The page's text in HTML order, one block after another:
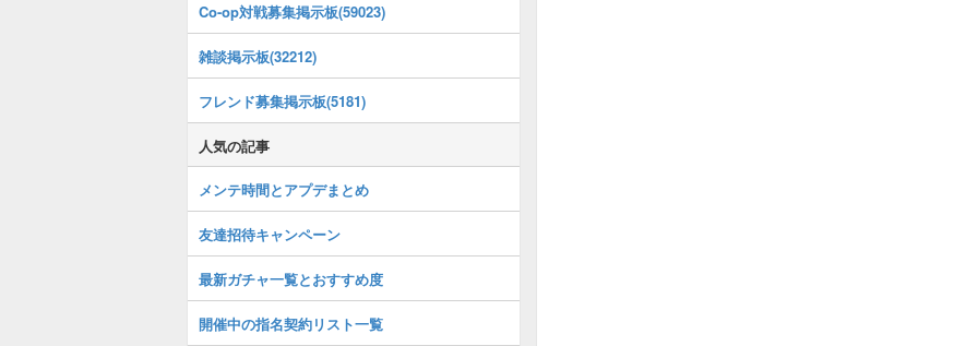
Co-op対戦募集掲示板(59023)
雑談掲示板(32212)
フレンド募集掲示板(5181)
人気の記事
メンテ時間とアプデまとめ
友達招待キャンペーン
最新ガチャ一覧とおすすめ度
開催中の指名契約リスト一覧